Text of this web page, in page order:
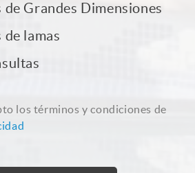
de Grandes Dimensiones
lamas
los términos y condiciones de